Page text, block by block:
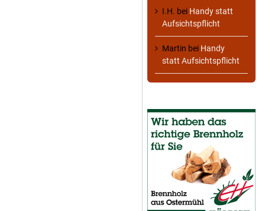
I.H. bei Handy statt
Aufsichtspflicht
Martin bei Handy
statt Aufsichtspflicht